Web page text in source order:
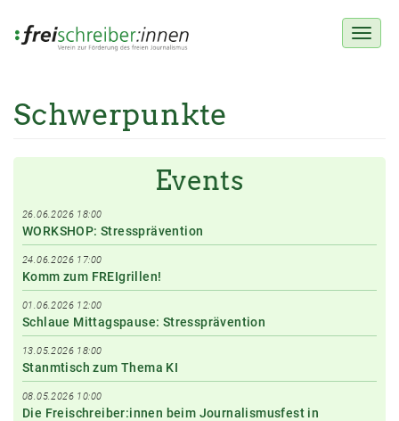
Direkt
zum
Toggle
Schwerpunkte
Events
26.06.2026 18:00
WORKSHOP: Stressprävention
24.06.2026 17:00
Komm zum FREIgrillen!
01.06.2026 12:00
Schlaue Mittagspause: Stressprävention
13.05.2026 18:00
Stanmtisch zum Thema KI
08.05.2026 10:00
Die Freischreiber:innen beim Journalismusfest in